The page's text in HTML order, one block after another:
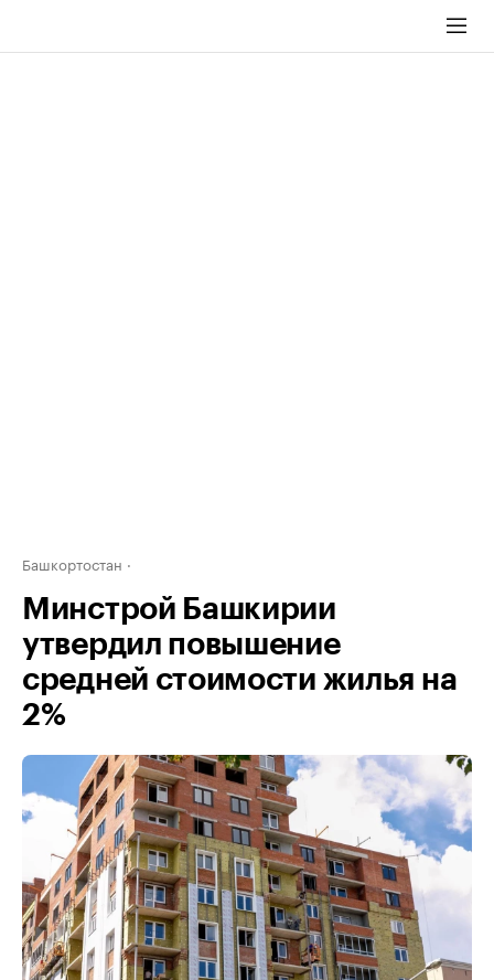
Башкортостан
Минстрой Башкирии
утвердил повышение
средней стоимости жилья на
2%